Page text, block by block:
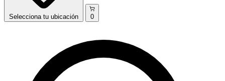
Selecciona tu ubicación 0